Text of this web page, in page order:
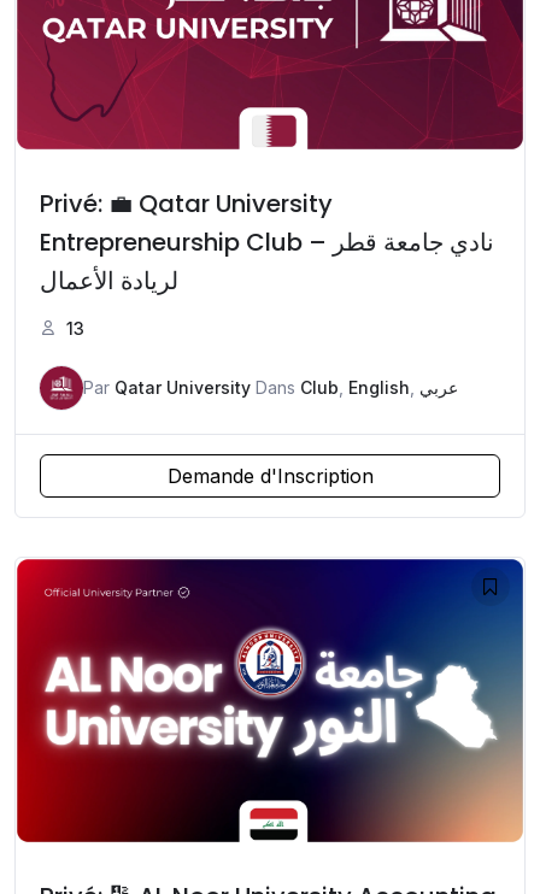
Privé: 💼 Qatar University
Entrepreneurship Club – نادي جامعة قطر
لريادة الأعمال
13
Par Qatar University Dans Club English عربي
Demande d'Inscription